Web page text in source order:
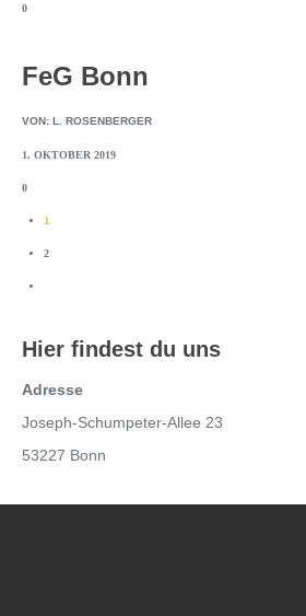
0
FeG Bonn
VON: L. ROSENBERGER
1. OKTOBER 2019
0
1
2
Hier findest du uns
Adresse
Joseph-Schumpeter-Allee 23
53227 Bonn